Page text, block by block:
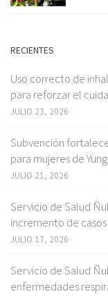
RECIENTES
Uso correcto de
para reforzar el
JULIO 23, 2026
Subvención
para mujeres de
JULIO 21, 2026
Servicio de Salud
incremento de
JULIO 17, 2026
Servicio de Salud
enfermedades